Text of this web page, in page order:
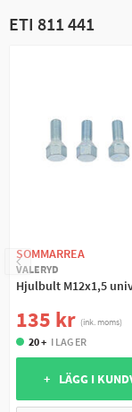
ETI 811 441
SOMMARREA
VALERYD
Hjulbult M12x1,5
135 kr (ink. moms)
20 + I LAGER
+ LÄGG I